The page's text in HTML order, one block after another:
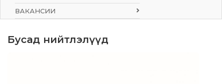
ВАКАНСИИ
Бусад нийтлэлүүд